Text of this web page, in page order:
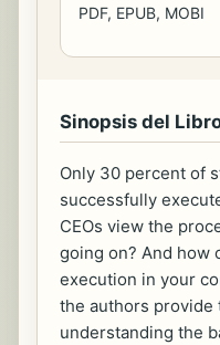
PDF, EPUB, MOBI
Sinopsis del
Only 30 percent of
successfully
CEOs view the
going on? And how
execution in your
the authors provide
understanding the